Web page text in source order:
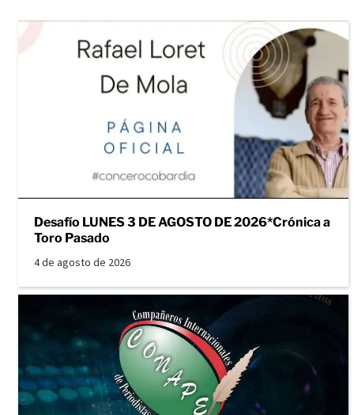
Desafío LUNES 3 DE AGOSTO DE 2026*Crónica a
Toro Pasado
4 de agosto de 2026